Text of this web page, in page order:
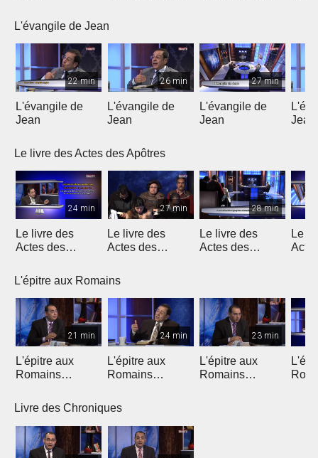
L'évangile de Jean
22 min
L'évangile de
Jean
26 min
L'évangile de
Jean
27 min
L'évangile de
Jean
Jean
Le livre des Actes des Apôtres
24 min
Le livre des
Actes des
27 min
Le livre des
Actes des
28 min
Le livre des
Actes des
Le
L'épitre aux Romains
21 min
L'épitre aux
Romains
24 min
L'épitre aux
Romains
23 min
L'épitre aux
Romains
Livre des Chroniques